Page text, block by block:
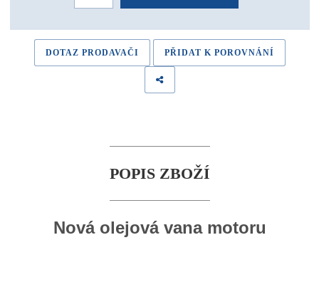
DOTAZ PRODAVAČI PŘIDAT K POROVNÁNÍ
POPIS ZBOŽÍ
Nová olejová vana motoru